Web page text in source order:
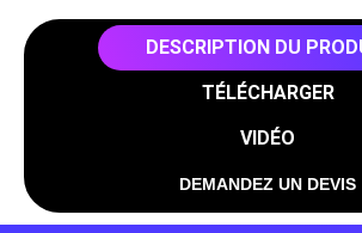
DESCRIPTION DU
TÉLÉCHARGER
VIDÉO
DEMANDEZ UN DEVIS